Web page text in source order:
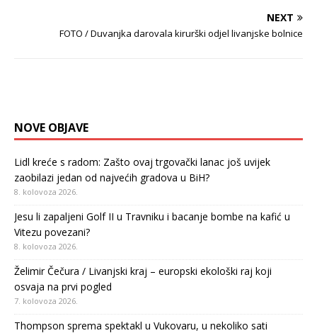
NEXT
FOTO / Duvanjka darovala kirurški odjel livanjske bolnice
NOVE OBJAVE
Lidl kreće s radom: Zašto ovaj trgovački lanac još uvijek
zaobilazi jedan od najvećih gradova u BiH?
8. kolovoza 2026.
Jesu li zapaljeni Golf II u Travniku i bacanje bombe na kafić u
Vitezu povezani?
8. kolovoza 2026.
Želimir Čečura / Livanjski kraj – europski ekološki raj koji
osvaja na prvi pogled
7. kolovoza 2026.
Thompson sprema spektakl u Vukovaru, u nekoliko sati